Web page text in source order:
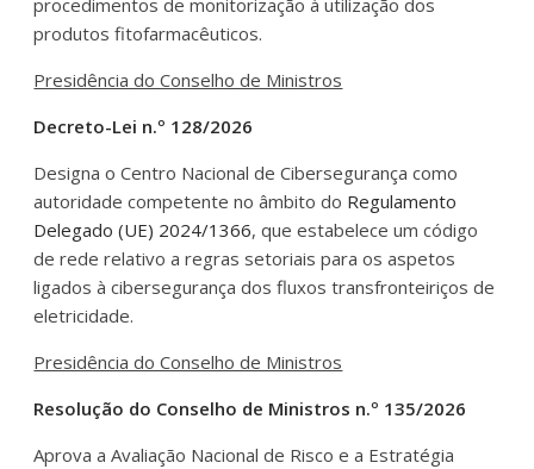
produtos fitofarmacêuticos.
Presidência do Conselho de Ministros
Decreto-Lei n.º 128/2026
Designa o Centro Nacional de Cibersegurança como
autoridade competente no âmbito do Regulamento
Delegado (UE) 2024/1366, que estabelece um código
de rede relativo a regras setoriais para os aspetos
ligados à cibersegurança dos fluxos transfronteiriços de
eletricidade.
Presidência do Conselho de Ministros
Resolução do Conselho de Ministros n.º 135/2026
Aprova a Avaliação Nacional de Risco e a Estratégia